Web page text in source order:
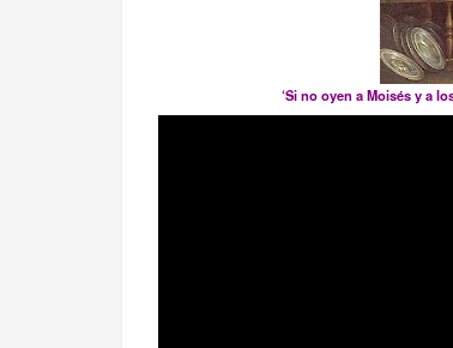
‘Si no oyen a Moisés y a